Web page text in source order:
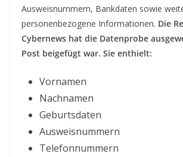
Ausweisnummern, Bankdaten sowie
personenbezogene Informationen. Die
Cybernews hat die Datenprobe
Post beigefügt war. Sie enthielt:
Vornamen
Nachnamen
Geburtsdaten
Ausweisnummern
Telefonnummern